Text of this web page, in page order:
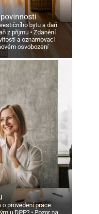
bytu a daň
z příjmu
Zdanění
a oznamovací
osvobození
o provedení práce
u DPP?
Pozor na